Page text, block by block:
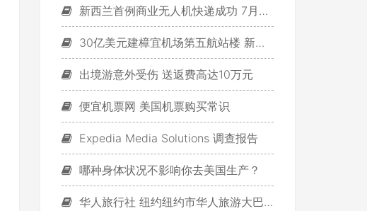
新西兰首例商业无人机快递成功 7月开始在美测试
30亿美元建樟宜机场第五航站楼 新加坡疯了？
出境游意外受伤 送返费高达10万元
便宜机票网 美国机票购买常识
Expedia Media Solutions 调查报告
哪种身体状况不影响你去美国生产？
华人旅行社 纽约纽约市华人旅游大巴特拉华州翻车 华裔女子等2死48人伤